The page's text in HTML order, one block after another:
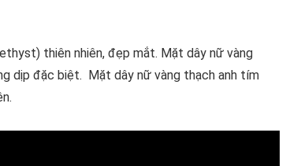
thiên nhiên, đẹp mắt. Mặt dây nữ vàng
dịp đặc biệt. Mặt dây nữ vàng thạch anh tím